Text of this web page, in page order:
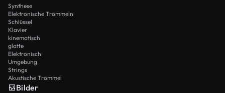
Synthese
Elektronische Trommeln
Schlüssel
Klavier
kinematisch
glatte
Elektronisch
Umgebung
Strings
Akustische Trommel
Bilder